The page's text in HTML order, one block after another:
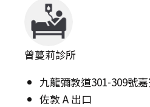
曾蔓莉診所
九龍彌敦道301-309號
佐敦 A 出口